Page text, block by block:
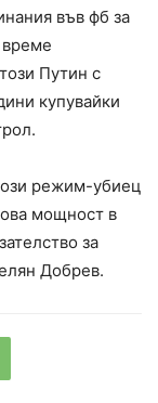
във фб за
Путин с
купувайки
режим-убиец
мощност в
за
Добрев.